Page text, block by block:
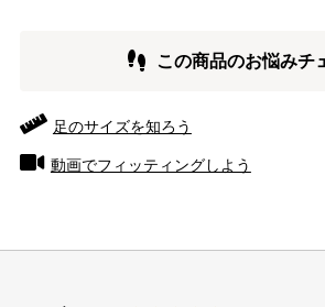
この商品のお悩みチ
足のサイズを知ろう
動画でフィッティングしよう